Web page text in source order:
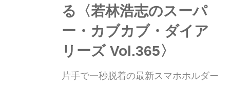
る〈若林浩志のスーパ
ー・カブカブ・ダイア
リーズ Vol.365〉
片手で一秒脱着の最新スマホホルダー